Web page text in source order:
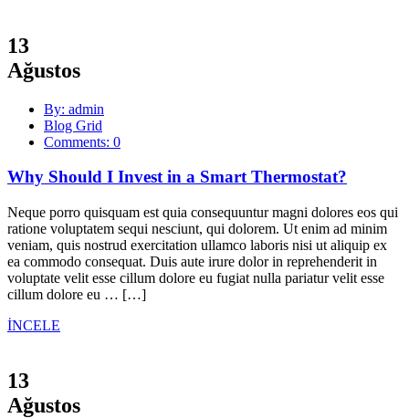
13
Ağustos
By: admin
Blog Grid
Comments: 0
Why Should I Invest in a Smart Thermostat?
Neque porro quisquam est quia consequuntur magni dolores eos qui
ratione voluptatem sequi nesciunt, qui dolorem. Ut enim ad minim
veniam, quis nostrud exercitation ullamco laboris nisi ut aliquip ex
ea commodo consequat. Duis aute irure dolor in reprehenderit in
voluptate velit esse cillum dolore eu fugiat nulla pariatur velit esse
cillum dolore eu … […]
İNCELE
13
Ağustos